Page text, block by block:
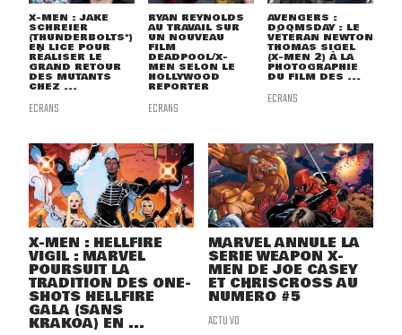
X-MEN : JAKE
SCHREIER
(THUNDERBOLTS*)
EN LICE POUR
RÉALISER LE
GRAND RETOUR
DES MUTANTS
CHEZ ...
ECRANS
RYAN REYNOLDS
AU TRAVAIL SUR
UN NOUVEAU
FILM
DEADPOOL/X-
MEN SELON LE
HOLLYWOOD
REPORTER
ECRANS
AVENGERS :
DOOMSDAY : LE
VÉTÉRAN NEWTON
THOMAS SIGEL
(X-MEN 2) À LA
PHOTOGRAPHIE
DU FILM DES ...
ECRANS
X-MEN : HELLFIRE
VIGIL : MARVEL
POURSUIT LA
TRADITION DES ONE-
SHOTS HELLFIRE
GALA (SANS
KRAKOA) EN ...
MARVEL ANNULE LA
SÉRIE WEAPON X-
MEN DE JOE CASEY
ET CHRISCROSS AU
NUMÉRO #5
ACTU VO